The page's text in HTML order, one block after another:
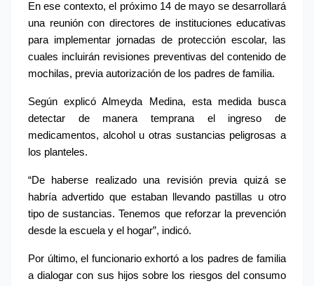
En ese contexto, el próximo 14 de mayo se desarrollará
una reunión con directores de instituciones educativas
para implementar jornadas de protección escolar, las
cuales incluirán revisiones preventivas del contenido de
mochilas, previa autorización de los padres de familia.
Según explicó Almeyda Medina, esta medida busca
detectar de manera temprana el ingreso de
medicamentos, alcohol u otras sustancias peligrosas a
los planteles.
“De haberse realizado una revisión previa quizá se
habría advertido que estaban llevando pastillas u otro
tipo de sustancias. Tenemos que reforzar la prevención
desde la escuela y el hogar”, indicó.
Por último, el funcionario exhortó a los padres de familia
a dialogar con sus hijos sobre los riesgos del consumo